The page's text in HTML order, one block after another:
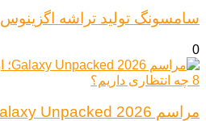
سامسونگ تولید تراشه اگزینوس 2500 را قطعی کرد
0
مراسم Galaxy Unpacked 2026